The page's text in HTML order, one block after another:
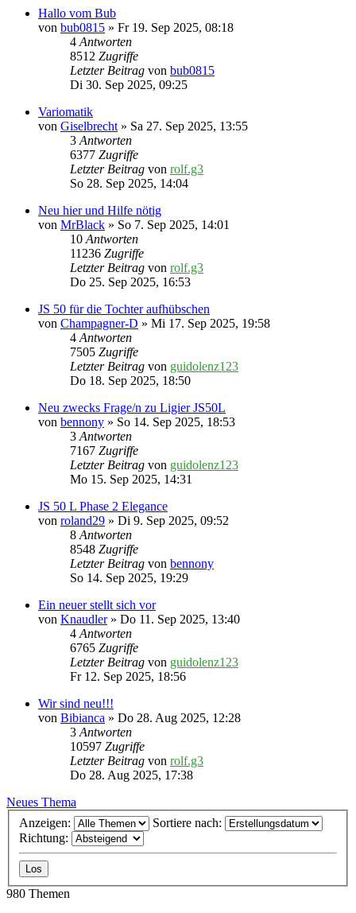
Hallo vom Bub
von bub0815 » Fr 19. Sep 2025, 08:18
4Antworten
8512 Zugriffe
Letzter Beitrag von bub0815
Di 30. Sep 2025, 09:25
Variomatik
von Giselbrecht» Sa 27. Sep 2025, 13:55
3Antworten
6377 Zugriffe
Letzter Beitrag von rolf.g3
So 28. Sep 2025, 14:04
Neu hier und Hilfe nötig
von MrBlack » So 7. Sep 2025, 14:01
10Antworten
11236 Zugriffe
Letzter Beitrag von rolf.g3
Do 25. Sep 2025, 16:53
JS 50 für die Tochter aufhübschen
von Champagner-D » Mi 17. Sep 2025, 19:58
4Antworten
7505 Zugriffe
Letzter Beitrag von guidolenz123
Do 18. Sep 2025, 18:50
Neu zwecks Frage/n zu Ligier JS50L
von bennony » So 14. Sep 2025, 18:53
3Antworten
7167 Zugriffe
Letzter Beitrag von guidolenz123
Mo 15. Sep 2025, 14:31
JS 50 L Phase 2 Elegance
von roland29 » Di 9. Sep 2025, 09:52
8Antworten
8548 Zugriffe
Letzter Beitrag von bennony
So 14. Sep 2025, 19:29
Ein neuer stellt sich vor
von Knaudler» Do 11. Sep 2025, 13:40
4Antworten
6765 Zugriffe
Letzter Beitrag von guidolenz123
Fr 12. Sep 2025, 18:56
Wir sind neu!!!
von Bibianca » Do 28. Aug 2025, 12:28
3Antworten
10597 Zugriffe
Letzter Beitrag von rolf.g3
Do 28. Aug 2025, 17:38
Neues Thema
Anzeigen:
Sortiere nach:
Richtung:
980 Themen